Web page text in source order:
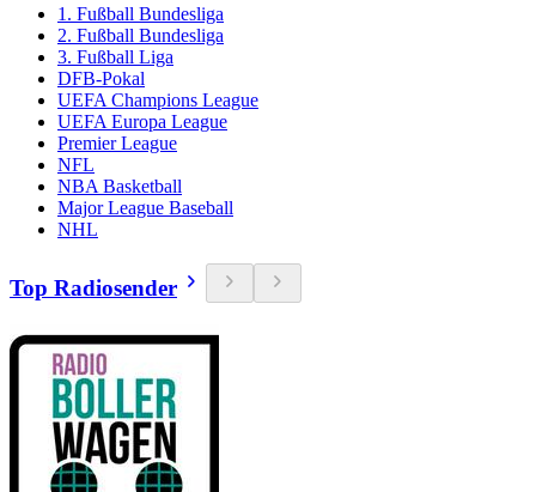
1. Fußball Bundesliga
2. Fußball Bundesliga
3. Fußball Liga
DFB-Pokal
UEFA Champions League
UEFA Europa League
Premier League
NFL
NBA Basketball
Major League Baseball
NHL
Top Radiosender